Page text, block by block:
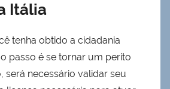
Itália
tenha obtido a cidadania
passo é se tornar um perito
será necessário validar seu